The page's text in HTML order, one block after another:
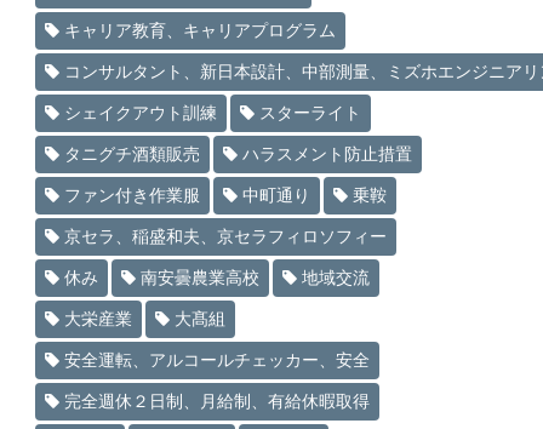
キャリア教育、キャリアプログラム
コンサルタント、新日本設計、中部測量、ミズホエンジニアリ
シェイクアウト訓練 スターライト
タニグチ酒類販売 ハラスメント防止措置
ファン付き作業服 中町通り 乗鞍
京セラ、稲盛和夫、京セラフィロソフィー
休み 南安曇農業高校 地域交流
大栄産業 大髙組
安全運転、アルコールチェッカー、安全
完全週休２日制、月給制、有給休暇取得